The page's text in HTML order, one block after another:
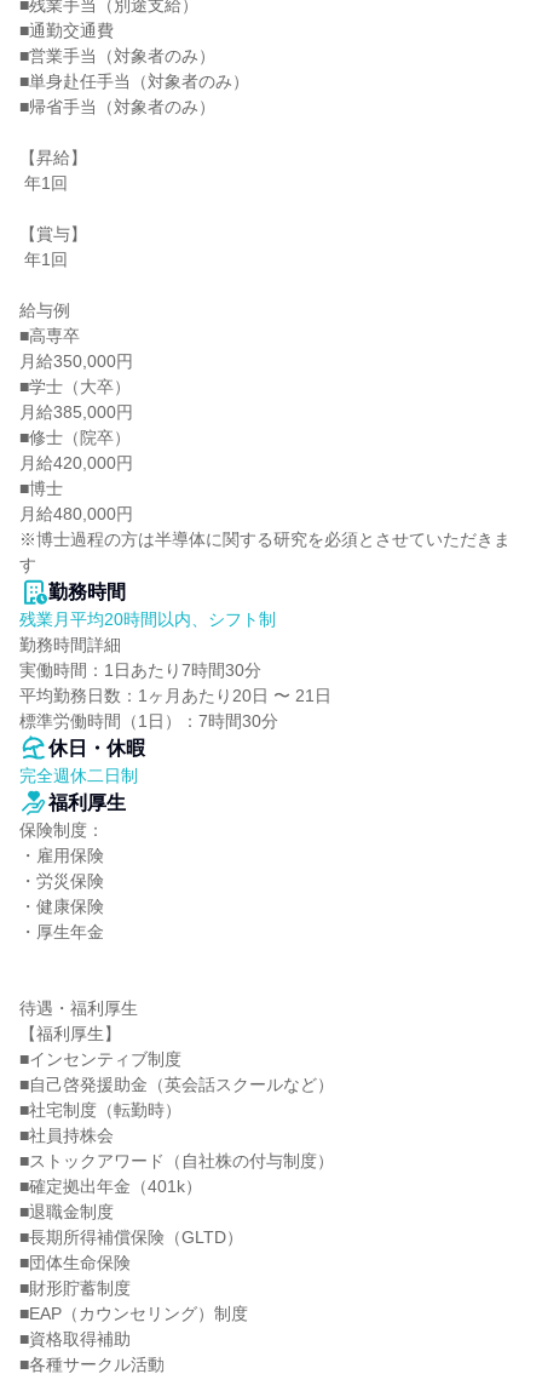
■残業手当（別途支給）
■通勤交通費
■営業手当（対象者のみ）
■単身赴任手当（対象者のみ）
■帰省手当（対象者のみ）
【昇給】
【賞与】
給与例
■高専卒
月給350,000円
■学士（大卒）
月給385,000円
■修士（院卒）
月給420,000円
■博士
月給480,000円
※博士過程の方は半導体に関する研究を必須とさせていただきま
す
勤務時間
残業月平均20時間以内、シフト制
勤務時間詳細
実働時間：1日あたり7時間30分
平均勤務日数：1ヶ月あたり20日 〜 21日
標準労働時間（1日）：7時間30分
休日・休暇
完全週休二日制
福利厚生
保険制度：
・雇用保険
・労災保険
・健康保険
・厚生年金
待遇・福利厚生
【福利厚生】
■インセンティブ制度
■自己啓発援助金（英会話スクールなど）
■社宅制度（転勤時）
■社員持株会
■ストックアワード（自社株の付与制度）
■確定拠出年金（401k）
■退職金制度
■長期所得補償保険（GLTD）
■団体生命保険
■財形貯蓄制度
■EAP（カウンセリング）制度
■資格取得補助
■各種サークル活動